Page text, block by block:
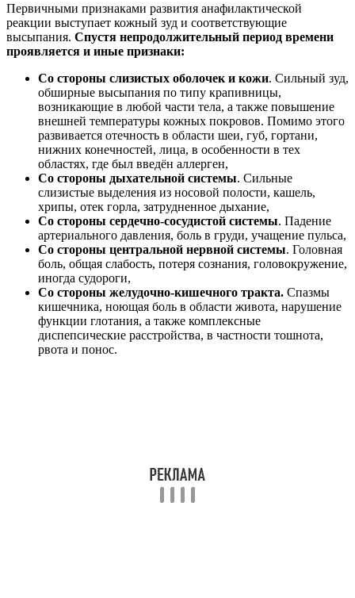
Первичными признаками развития анафилактической
реакции выступает кожный зуд и соответствующие
высыпания. Спустя непродолжительный период времени
проявляется и иные признаки:
Со стороны слизистых оболочек и кожи. Сильный зуд,
обширные высыпания по типу крапивницы,
возникающие в любой части тела, а также повышение
внешней температуры кожных покровов. Помимо этого
развивается отечность в области шеи, губ, гортани,
нижних конечностей, лица, в особенности в тех
областях, где был введён аллерген,
Со стороны дыхательной системы. Сильные
слизистые выделения из носовой полости, кашель,
хрипы, отек горла, затрудненное дыхание,
Со стороны сердечно-сосудистой системы. Падение
артериального давления, боль в груди, учащение пульса,
Со стороны центральной нервной системы. Головная
боль, общая слабость, потеря сознания, головокружение,
иногда судороги,
Со стороны желудочно-кишечного тракта. Спазмы
кишечника, ноющая боль в области живота, нарушение
функции глотания, а также комплексные
диспепсические расстройства, в частности тошнота,
рвота и понос.